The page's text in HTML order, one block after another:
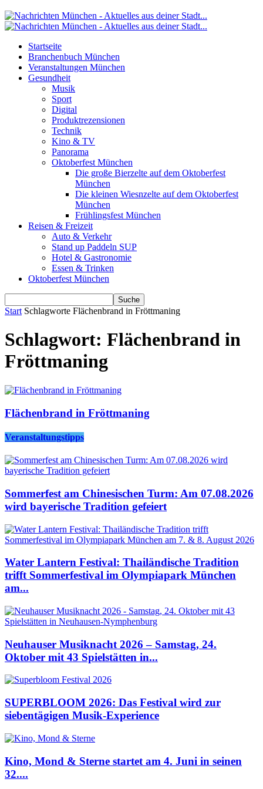
Startseite
Branchenbuch München
Veranstaltungen München
Gesundheit
Musik
Sport
Digital
Produktrezensionen
Technik
Kino & TV
Panorama
Oktoberfest München
Die große Bierzelte auf dem Oktoberfest
München
Die kleinen Wiesnzelte auf dem Oktoberfest
München
Frühlingsfest München
Reisen & Freizeit
Auto & Verkehr
Stand up Paddeln SUP
Hotel & Gastronomie
Essen & Trinken
Oktoberfest München
Start Schlagworte Flächenbrand in Fröttmaning
Schlagwort: Flächenbrand in
Fröttmaning
Flächenbrand in Fröttmaning
Veranstaltungstipps
Sommerfest am Chinesischen Turm: Am 07.08.2026
wird bayerische Tradition gefeiert
Water Lantern Festival: Thailändische Tradition
trifft Sommerfestival im Olympiapark München
am...
Neuhauser Musiknacht 2026 – Samstag, 24.
Oktober mit 43 Spielstätten in...
SUPERBLOOM 2026: Das Festival wird zur
siebentägigen Musik-Experience
Kino, Mond & Sterne startet am 4. Juni in seinen
32....